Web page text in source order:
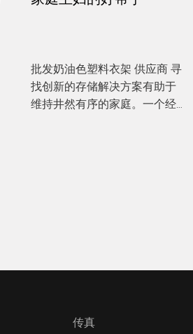
批发奶油色塑料衣架 供应商 寻
找创新的存储解决方案有助于
维持井然有序的家庭。一个经
传真